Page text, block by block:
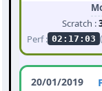
Scratch :
Perf : 02:17:03
20/01/2019